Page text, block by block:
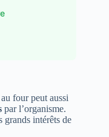
four peut aussi
par l’organisme.
grands intérêts de